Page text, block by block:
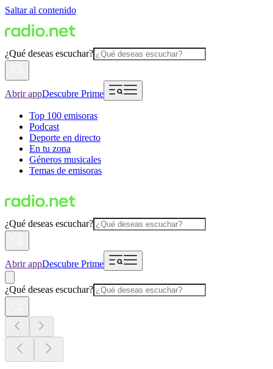
Saltar al contenido
¿Qué deseas escuchar?
Abrir appDescubre Prime
Top 100 emisoras
Podcast
Deporte en directo
En tu zona
Géneros musicales
Temas de emisoras
¿Qué deseas escuchar?
Abrir appDescubre Prime
¿Qué deseas escuchar?